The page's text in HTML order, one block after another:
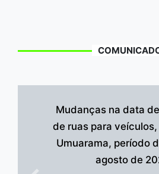
Mudanças na data
de ruas para
Umuarama, período
agosto de